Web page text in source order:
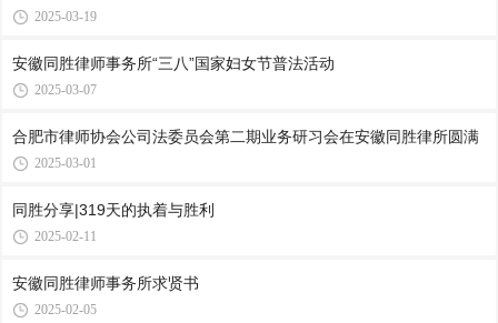
2025-03-19
安徽同胜律师事务所“三八”国家妇女节普法活动
2025-03-07
合肥市律师协会公司法委员会第二期业务研习会在安徽同胜律所圆满
2025-03-01
同胜分享|319天的执着与胜利
2025-02-11
安徽同胜律师事务所求贤书
2025-02-05